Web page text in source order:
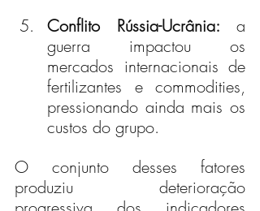
Conflito Rússia-Ucrânia: a
guerra impactou os
mercados internacionais de
fertilizantes e commodities,
pressionando ainda mais os
custos do grupo.
O conjunto desses fatores
produziu deterioração